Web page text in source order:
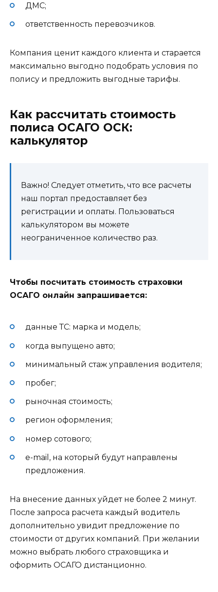
ДМС;
ответственность перевозчиков.
Компания ценит каждого клиента и старается
максимально выгодно подобрать условия по
полису и предложить выгодные тарифы.
Как рассчитать стоимость
полиса ОСАГО ОСК:
калькулятор
Важно! Следует отметить, что все расчеты
наш портал предоставляет без
регистрации и оплаты. Пользоваться
калькулятором вы можете
неограниченное количество раз.
Чтобы посчитать стоимость страховки
ОСАГО онлайн запрашивается:
данные ТС: марка и модель;
когда выпущено авто;
минимальный стаж управления водителя;
пробег;
рыночная стоимость;
регион оформления;
номер сотового;
e-mail, на который будут направлены
предложения.
На внесение данных уйдет не более 2 минут.
После запроса расчета каждый водитель
дополнительно увидит предложение по
стоимости от других компаний. При желании
можно выбрать любого страховщика и
оформить ОСАГО дистанционно.